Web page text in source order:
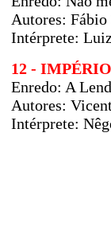
Autores:
Intérprete:
12 -
Enredo: A
Autores:
Intérprete: